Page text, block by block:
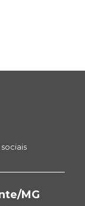
MG